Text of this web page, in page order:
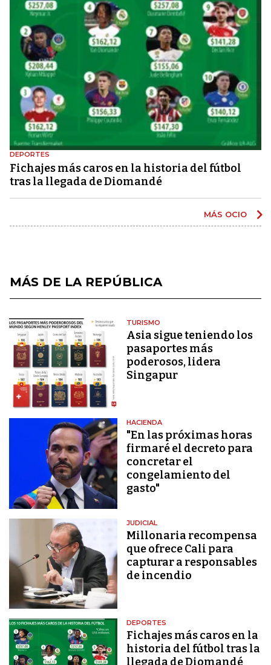
DEPORTES
Fichajes más caros en la historia del fútbol
tras la llegada de Diomandé
MÁS OCIO
MÁS DE LA REPÚBLICA
TURISMO
Asia sigue teniendo los
pasaportes más
poderosos, lidera
Singapur
HACIENDA
"En las próximas horas
firmaré el decreto para
concretar el
congelamiento del
gasto"
JUDICIAL
Millonaria recompensa
que ofrece Cali para
capturar a responsables
de incendio
DEPORTES
Fichajes más caros en la
historia del fútbol tras la
llegada de Diomandé